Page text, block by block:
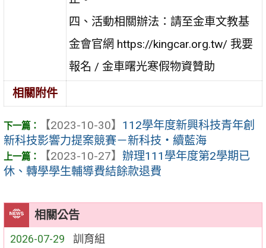
相關公告
2026-07-29 訓育組
四、活動相關辦法：請至金車文教基
金會官網 https://kingcar.org.tw/ 我要
報名 / 金車曙光寒假物資贊助
相關附件
【2023-10-30】 112學年度新興科技青年創
新科技影響力提案競賽－新科技‧續藍海
【2023-10-27】 辦理111學年度第2學期已
休、轉學學生輔導費結餘款退費